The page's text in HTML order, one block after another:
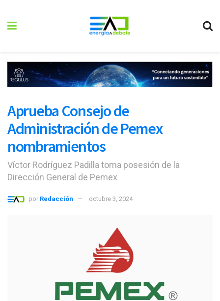
Aprueba Consejo de
Administración de Pemex
nombramientos
Víctor Rodríguez Padilla toma posesión de la
Dirección General de Pemex
por Redacción octubre 3, 2024